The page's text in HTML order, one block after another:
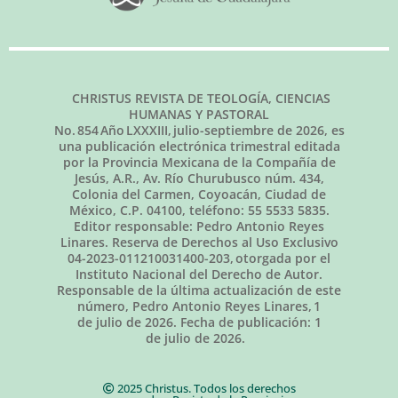
CHRISTUS REVISTA DE TEOLOGÍA, CIENCIAS
HUMANAS Y PASTORAL
No.854Año LXXXIII, julio-septiembre de 2026, es
una publicación electrónica trimestral editada
por la Provincia Mexicana de la Compañía de
Jesús, A.R., Av. Río Churubusco núm. 434,
Colonia del Carmen, Coyoacán, Ciudad de
México, C.P. 04100, teléfono: 55 5533 5835.
Editor responsable: Pedro Antonio Reyes
Linares. Reserva de Derechos al Uso Exclusivo
04-2023-011210031400-203, otorgada por el
Instituto Nacional del Derecho de Autor.
Responsable de la última actualización de este
número, Pedro Antonio Reyes Linares, 1
de julio de 2026. Fecha de publicación: 1
de julio de 2026.
2025 Christus. Todos los derechos